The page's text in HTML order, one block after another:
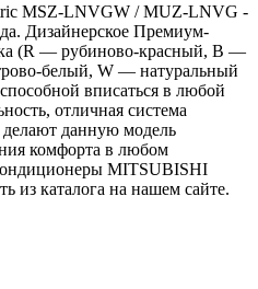
MSZ-LNVGW / MUZ-LNVG -
Дизайнерское Премиум-
(R — рубиново-красный, B —
белый, W — натуральный
вписаться в любой
отличная система
данную модель
комфорта в любом
MITSUBISHI
из каталога на нашем сайте.